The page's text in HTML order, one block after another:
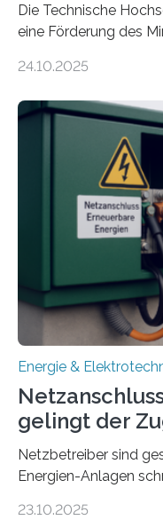
Die Technische
eine Förderung des
Forschungsprojekt
Quartieren“
Entwicklung,
Konzepten zur
sektorübergreifend
Projekt startete am
von drei Jahren und
Millionen Euro,
Ministerium für
24.10.2025
Energie &
gelingt der
Netzbetreiber sind
Energien-Anlagen
ermöglichen. Doch
23.10.2025